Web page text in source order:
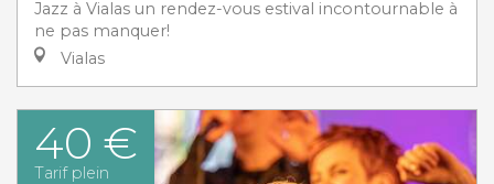
Jazz à Vialas un rendez-vous estival incontournable à
ne pas manquer!
Vialas
40 €
Tarif plein